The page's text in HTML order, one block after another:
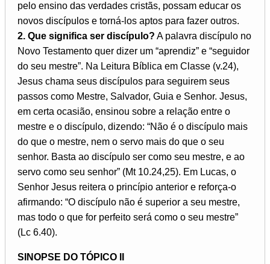
pelo ensino das verdades cristãs, possam educar os
novos discípulos e torná-los aptos para fazer outros.
2. Que significa ser discípulo? A palavra discípulo no
Novo Testamento quer dizer um “aprendiz” e “seguidor
do seu mestre”. Na Leitura Bíblica em Classe (v.24),
Jesus chama seus discípulos para seguirem seus
passos como Mestre, Salvador, Guia e Senhor. Jesus,
em certa ocasião, ensinou sobre a relação entre o
mestre e o discípulo, dizendo: “Não é o discípulo mais
do que o mestre, nem o servo mais do que o seu
senhor. Basta ao discípulo ser como seu mestre, e ao
servo como seu senhor” (Mt 10.24,25). Em Lucas, o
Senhor Jesus reitera o princípio anterior e reforça-o
afirmando: “O discípulo não é superior a seu mestre,
mas todo o que for perfeito será como o seu mestre”
(Lc 6.40).
SINOPSE DO TÓPICO II